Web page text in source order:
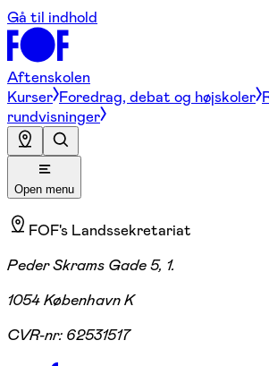
Gå til indhold
Aftenskolen
Kurser Foredrag, debat og højskoler
rundvisninger
Open menu
FOF's Landssekretariat
Peder Skrams Gade 5, 1.
1054 København K
CVR-nr: 62531517